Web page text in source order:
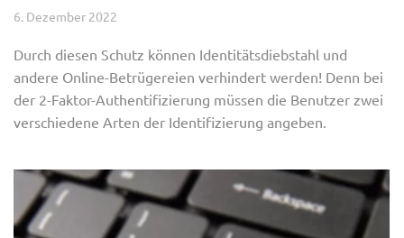
6. Dezember 2022
Durch diesen Schutz können Identitätsdiebstahl und
andere Online-Betrügereien verhindert werden! Denn bei
der 2-Faktor-Authentifizierung müssen die Benutzer zwei
verschiedene Arten der Identifizierung angeben.